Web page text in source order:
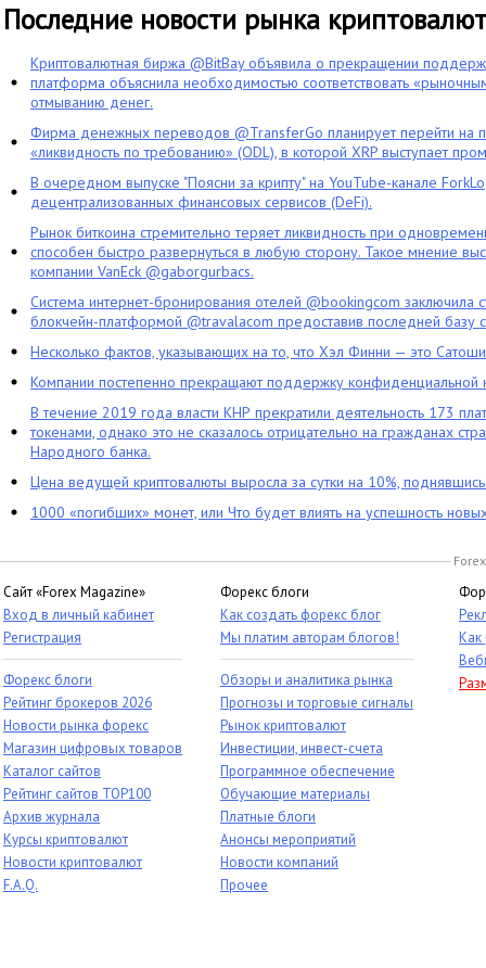
Последние новости рынка криптовалют
Криптовалютная биржа @BitBay объявила о прекращении
платформа объяснила необходимостью соответствовать
отмыванию денег.
Фирма денежных переводов @TransferGo планирует перейти на
«ликвидность по требованию» (ODL), в которой XRP выступает
В очередном выпуске "Поясни за крипту" на YouTube-канале
децентрализованных финансовых сервисов (DeFi).
Рынок биткоина стремительно теряет ликвидность при
способен быстро развернуться в любую сторону. Такое мнение
компании VanEck @gaborgurbacs.
Система интернет-бронирования отелей @bookingcom заключила
блокчейн-платформой @travalacom предоставив последней базу
Несколько фактов, указывающих на то, что Хэл Финни — это
Компании постепенно прекращают поддержку конфиденциальной
В течение 2019 года власти КНР прекратили деятельность 173
токенами, однако это не сказалось отрицательно на гражданах
Народного банка.
Цена ведущей криптовалюты выросла за сутки на 10%,
1000 «погибших» монет, или Что будет влиять на успешность
Сайт «Forex Magazine»
Вход в личный кабинет
Регистрация
Форекс блоги
Рейтинг брокеров 2026
Новости рынка форекс
Магазин цифровых товаров
Каталог сайтов
Рейтинг сайтов TOP100
Архив журнала
Курсы криптовалют
Новости криптовалют
F.A.Q.
Форекс блоги
Как создать форекс блог
Мы платим авторам блогов!
Обзоры и аналитика рынка
Прогнозы и торговые сигналы
Рынок криптовалют
Инвестиции, инвест-счета
Программное обеспечение
Обучающие материалы
Платные блоги
Анонсы мероприятий
Новости компаний
Прочее
Как